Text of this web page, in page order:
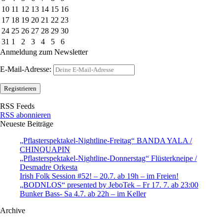
10 11 12 13 14 15 16
17 18 19 20 21 22 23
24 25 26 27 28 29 30
31 1 2 3 4 5
6
Anmeldung zum Newsletter
E-Mail-Adresse:
RSS Feeds
RSS abonnieren
Neueste Beiträge
„Pflasterspektakel-Nightline-Freitag“ BANDA YALA /
CHINQUAPIN
„Pflasterspektakel-Nightline-Donnerstag“ Flüsterkneipe /
Desmadre Orkesta
Irish Folk Session #52! – 20.7. ab 19h – im Freien!
„BODNLOS“ presented by JeboTek – Fr 17. 7. ab 23:00
Bunker Bass- Sa 4.7. ab 22h – im Keller
Archive